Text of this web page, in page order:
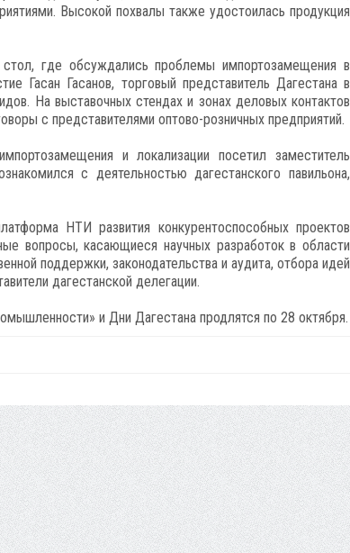
Высокой похвалы также удостоилась продукция
где обсуждались проблемы импортозамещения в
Гасан Гасанов, торговый представитель Дагестана в
На выставочных стендах и зонах деловых контактов
с представителями оптово-розничных предприятий.
и локализации посетил заместитель
с деятельностью дагестанского павильона,
НТИ развития конкурентоспособных проектов
вопросы, касающиеся научных разработок в области
поддержки, законодательства и аудита, отбора идей
дагестанской делегации.
и Дни Дагестана продлятся по 28 октября.